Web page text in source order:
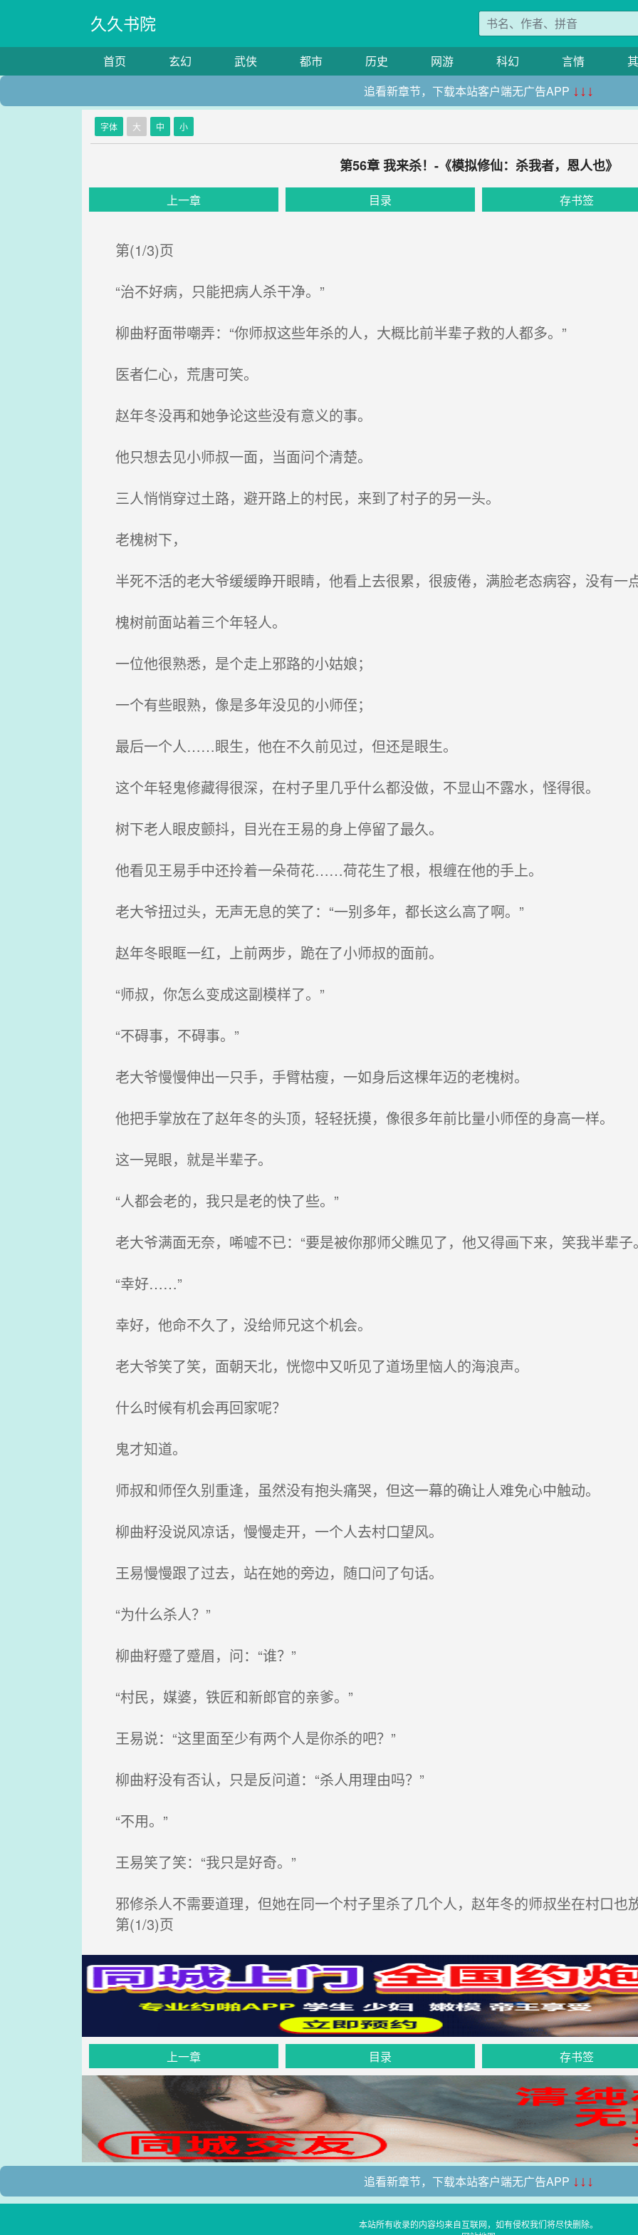
久久书院
首页 玄幻 武侠 都市 历史 网游 科幻 言情
追看新章节，下载本站客户端无广告APP ↓↓↓
字体 大 中 小
第56章 我来杀！-《模拟修仙：杀我者，恩人也》
上一章 目录 存书签
第(1/3)页
“治不好病，只能把病人杀干净。”
柳曲籽面带嘲弄：“你师叔这些年杀的人，大概比前半辈子救的人都多。”
医者仁心，荒唐可笑。
赵年冬没再和她争论这些没有意义的事。
他只想去见小师叔一面，当面问个清楚。
三人悄悄穿过土路，避开路上的村民，来到了村子的另一头。
老槐树下，
半死不活的老大爷缓缓睁开眼睛，他看上去很累，很疲倦，满脸老态病容，没有一
槐树前面站着三个年轻人。
一位他很熟悉，是个走上邪路的小姑娘；
一个有些眼熟，像是多年没见的小师侄；
最后一个人……眼生，他在不久前见过，但还是眼生。
这个年轻鬼修藏得很深，在村子里几乎什么都没做，不显山不露水，怪得很。
树下老人眼皮颤抖，目光在王易的身上停留了最久。
他看见王易手中还拎着一朵荷花……荷花生了根，根缠在他的手上。
老大爷扭过头，无声无息的笑了：“一别多年，都长这么高了啊。”
赵年冬眼眶一红，上前两步，跪在了小师叔的面前。
“师叔，你怎么变成这副模样了。”
“不碍事，不碍事。”
老大爷慢慢伸出一只手，手臂枯瘦，一如身后这棵年迈的老槐树。
他把手掌放在了赵年冬的头顶，轻轻抚摸，像很多年前比量小师侄的身高一样。
这一晃眼，就是半辈子。
“人都会老的，我只是老的快了些。”
老大爷满面无奈，唏嘘不已：“要是被你那师父瞧见了，他又得画下来，笑我半辈子
“幸好……”
幸好，他命不久了，没给师兄这个机会。
老大爷笑了笑，面朝天北，恍惚中又听见了道场里恼人的海浪声。
什么时候有机会再回家呢？
鬼才知道。
师叔和师侄久别重逢，虽然没有抱头痛哭，但这一幕的确让人难免心中触动。
柳曲籽没说风凉话，慢慢走开，一个人去村口望风。
王易慢慢跟了过去，站在她的旁边，随口问了句话。
“为什么杀人？”
柳曲籽蹙了蹙眉，问：“谁？”
“村民，媒婆，铁匠和新郎官的亲爹。”
王易说：“这里面至少有两个人是你杀的吧？”
柳曲籽没有否认，只是反问道：“杀人用理由吗？”
“不用。”
王易笑了笑：“我只是好奇。”
邪修杀人不需要道理，但她在同一个村子里杀了几个人，赵年冬的师叔坐在村口也
第(1/3)页
上一章 目录 存书签
追看新章节，下载本站客户端无广告APP ↓↓↓
本站所有收录的内容均来自互联网，如有侵权我们将尽快删除。